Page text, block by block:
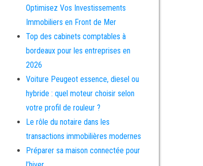
Optimisez Vos Investissements
Immobiliers en Front de Mer
Top des cabinets comptables à
bordeaux pour les entreprises en
2026
Voiture Peugeot essence, diesel ou
hybride : quel moteur choisir selon
votre profil de rouleur ?
Le rôle du notaire dans les
transactions immobilières modernes
Préparer sa maison connectée pour